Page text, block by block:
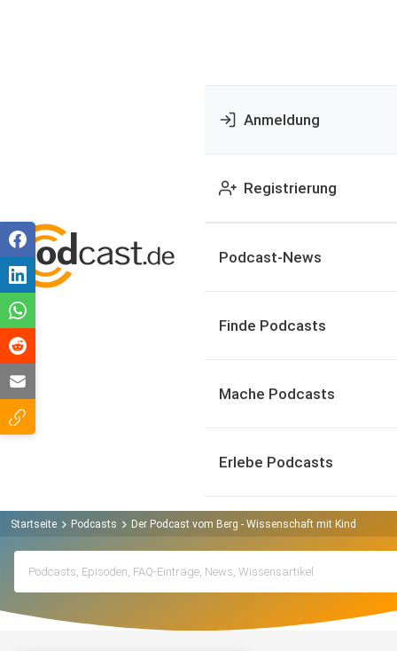
Anmeldung
Registrierung
Podcast-News
Finde Podcasts
Mache Podcasts
Erlebe Podcasts
Startseite Podcasts Der Podcast vom Berg - Wissenschaft mit Kindern